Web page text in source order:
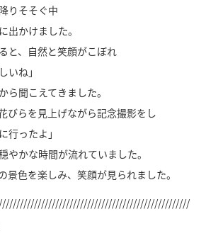
りそそぐ中
出かけました。
と、自然と笑顔がこぼれ
いね」
ら聞こえてきました。
びらを見上げながら記念撮影をし
行ったよ」
やかな時間が流れていました。
景色を楽しみ、笑顔が見られました。